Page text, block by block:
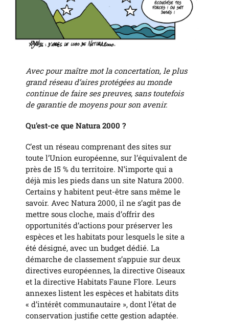
Avec pour maître mot la concertation, le plus
grand réseau d’aires protégées au monde
continue de faire ses preuves, sans toutefois
de garantie de moyens pour son avenir.
Qu’est-ce que Natura 2000 ?
C’est un réseau comprenant des sites sur
toute l’Union européenne, sur l’équivalent de
près de 15 % du territoire. N’importe qui a
déjà mis les pieds dans un site Natura 2000.
Certains y habitent peut-être sans même le
savoir. Avec Natura 2000, il ne s’agit pas de
mettre sous cloche, mais d’offrir des
opportunités d’actions pour préserver les
espèces et les habitats pour lesquels le site a
été désigné, avec un budget dédié. La
démarche de classement s’appuie sur deux
directives européennes, la directive Oiseaux
et la directive Habitats Faune Flore. Leurs
annexes listent les espèces et habitats dits
« d’intérêt communautaire », dont l’état de
conservation justifie cette gestion adaptée.